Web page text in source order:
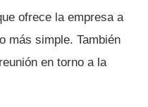
ofrece la empresa a
más simple. También
en torno a la